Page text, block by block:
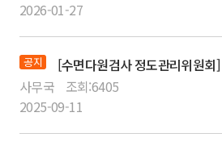
2026-01-27
공지
사무국
조회:6405
2025-09-11